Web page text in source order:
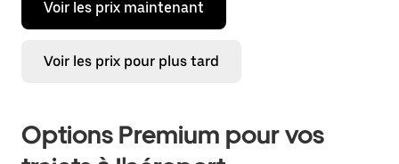
Voir les prix maintenant
Voir les prix pour plus tard
Options Premium pour vos